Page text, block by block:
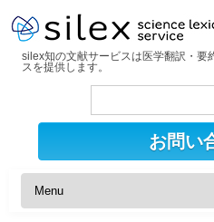
silex知の文献サービスは医学翻訳・要
スを提供します。
検
お問い